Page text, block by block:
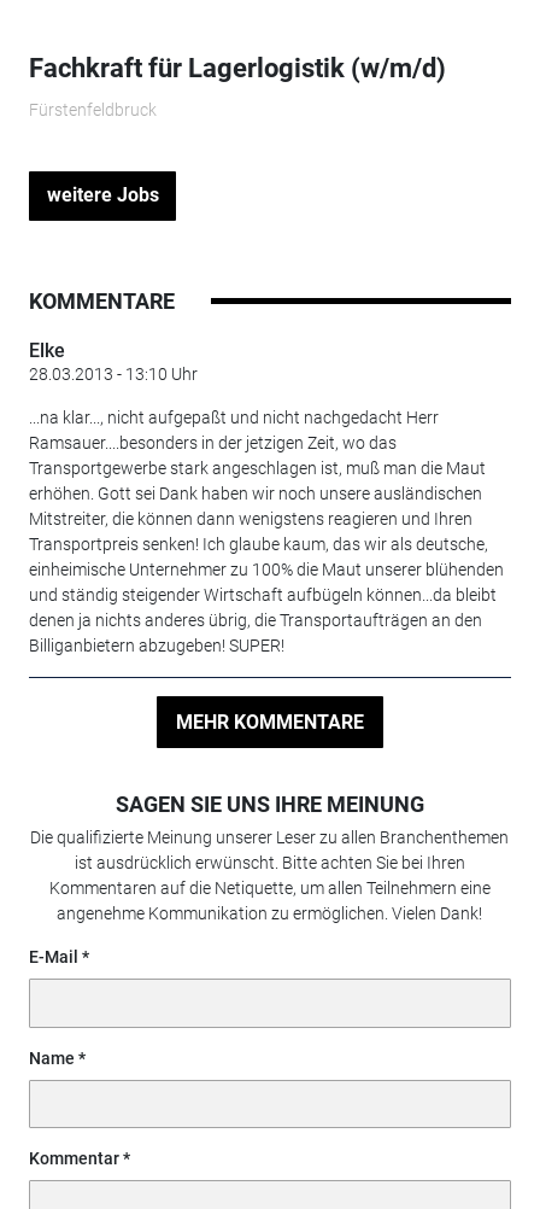
Fachkraft für Lagerlogistik (w/m/d)
Fürstenfeldbruck
weitere Jobs
KOMMENTARE
Elke
28.03.2013 - 13:10 Uhr
...na klar..., nicht aufgepaßt und nicht nachgedacht Herr
Ramsauer....besonders in der jetzigen Zeit, wo das
Transportgewerbe stark angeschlagen ist, muß man die Maut
erhöhen. Gott sei Dank haben wir noch unsere ausländischen
Mitstreiter, die können dann wenigstens reagieren und Ihren
Transportpreis senken! Ich glaube kaum, das wir als deutsche,
einheimische Unternehmer zu 100% die Maut unserer blühenden
und ständig steigender Wirtschaft aufbügeln können...da bleibt
denen ja nichts anderes übrig, die Transportaufträgen an den
Billiganbietern abzugeben! SUPER!
MEHR KOMMENTARE
SAGEN SIE UNS IHRE MEINUNG
Die qualifizierte Meinung unserer Leser zu allen Branchenthemen
ist ausdrücklich erwünscht. Bitte achten Sie bei Ihren
Kommentaren auf die Netiquette, um allen Teilnehmern eine
angenehme Kommunikation zu ermöglichen. Vielen Dank!
E-Mail
Name
Kommentar